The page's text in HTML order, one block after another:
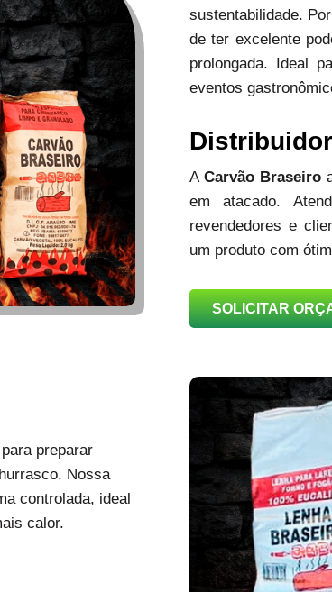
sustentabilidade.
de ter excelente
prolongada. Ideal
eventos
A Carvão Braseiro
em atacado.
revendedores e
um produto com
SOLICITAR
preparar
Nossa
controlada, ideal
calor.